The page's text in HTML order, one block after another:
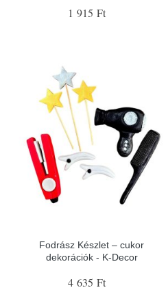
1 915 Ft
Fodrász Készlet – cukor
dekorációk - K-Decor
4 635 Ft